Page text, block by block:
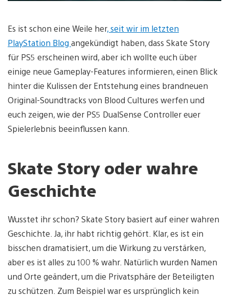
Es ist schon eine Weile her, seit wir im letzten
PlayStation Blog angekündigt haben, dass Skate Story
für PS5 erscheinen wird, aber ich wollte euch über
einige neue Gameplay-Features informieren, einen Blick
hinter die Kulissen der Entstehung eines brandneuen
Original-Soundtracks von Blood Cultures werfen und
euch zeigen, wie der PS5 DualSense Controller euer
Spielerlebnis beeinflussen kann.
Skate Story oder wahre
Geschichte
Wusstet ihr schon? Skate Story basiert auf einer wahren
Geschichte. Ja, ihr habt richtig gehört. Klar, es ist ein
bisschen dramatisiert, um die Wirkung zu verstärken,
aber es ist alles zu 100 % wahr. Natürlich wurden Namen
und Orte geändert, um die Privatsphäre der Beteiligten
zu schützen. Zum Beispiel war es ursprünglich kein